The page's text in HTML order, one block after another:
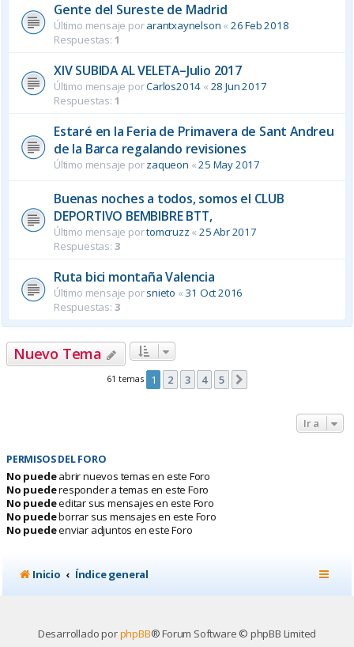
Gente del Sureste de Madrid
Último mensaje porarantxaynelson « 26 Feb 2018
Respuestas: 1
XIV SUBIDA AL VELETA–Julio 2017
Último mensaje porCarlos2014 « 28 Jun 2017
Respuestas: 1
Estaré en la Feria de Primavera de Sant Andreu
de la Barca regalando revisiones
Último mensaje porzaqueon «25 May 2017
Buenas noches a todos, somos el CLUB
DEPORTIVO BEMBIBRE BTT,
Último mensaje portomcruzz «25 Abr 2017
Respuestas: 3
Ruta bici montaña Valencia
Último mensaje porsnieto « 31 Oct 2016
Respuestas: 3
Nuevo Tema
61 temas 1 2 3 4 5
Ir a
PERMISOS DEL FORO
No puedeabrir nuevos temas en este Foro
No puederesponder a temas en este Foro
No puedeeditar sus mensajes en este Foro
No puedeborrar sus mensajes en este Foro
No puedeenviar adjuntos en este Foro
Inicio Índice general
Desarrollado porphpBB® Forum Software © phpBB Limited